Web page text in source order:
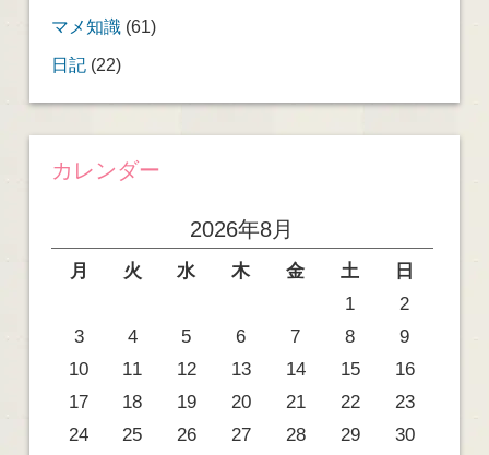
マメ知識(61)
日記(22)
カレンダー
2026年8月
月 火 水 木 金 土
日
1
2
3
4 5 6 7 8
9
10
11 12 13 14 15
16
17
18 19 20 21 22
23
24
25 26 27 28 29
30